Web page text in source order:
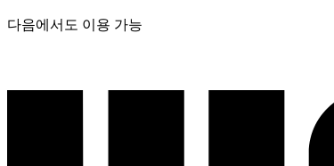
다음에서도 이용 가능